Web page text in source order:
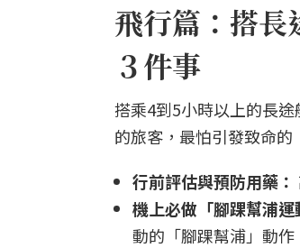
飛行篇：搭長
３件事
搭乘4到5小時以上的長
的旅客，最怕引發致命的
行前評估與預防用藥：
機上必做「腳踝幫浦運
動的「腳踝幫浦」動